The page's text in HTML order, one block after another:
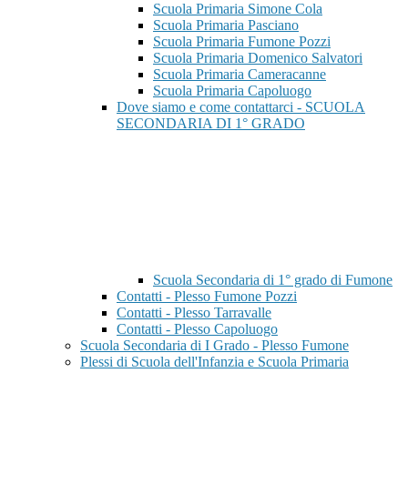
Scuola Primaria Simone Cola
Scuola Primaria Pasciano
Scuola Primaria Fumone Pozzi
Scuola Primaria Domenico Salvatori
Scuola Primaria Cameracanne
Scuola Primaria Capoluogo
Dove siamo e come contattarci - SCUOLA
SECONDARIA DI 1° GRADO
Scuola Secondaria di 1° grado di Fumone
Contatti - Plesso Fumone Pozzi
Contatti - Plesso Tarravalle
Contatti - Plesso Capoluogo
Scuola Secondaria di I Grado - Plesso Fumone
Plessi di Scuola dell'Infanzia e Scuola Primaria